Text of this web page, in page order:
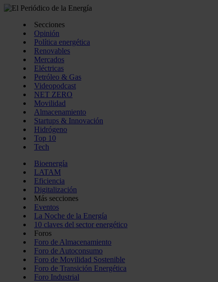
Secciones
Opinión
Política energética
Renovables
Mercados
Eléctricas
Petróleo & Gas
Videopodcast
NET ZERO
Movilidad
Almacenamiento
Startups & Innovación
Hidrógeno
Top 10
Tech
Bioenergía
LATAM
Eficiencia
Digitalización
Más secciones
Eventos
La Noche de la Energía
10 claves del sector energético
Foros
Foro de Almacenamiento
Foro de Autoconsumo
Foro de Movilidad Sostenible
Foro de Transición Energética
Foro Industrial